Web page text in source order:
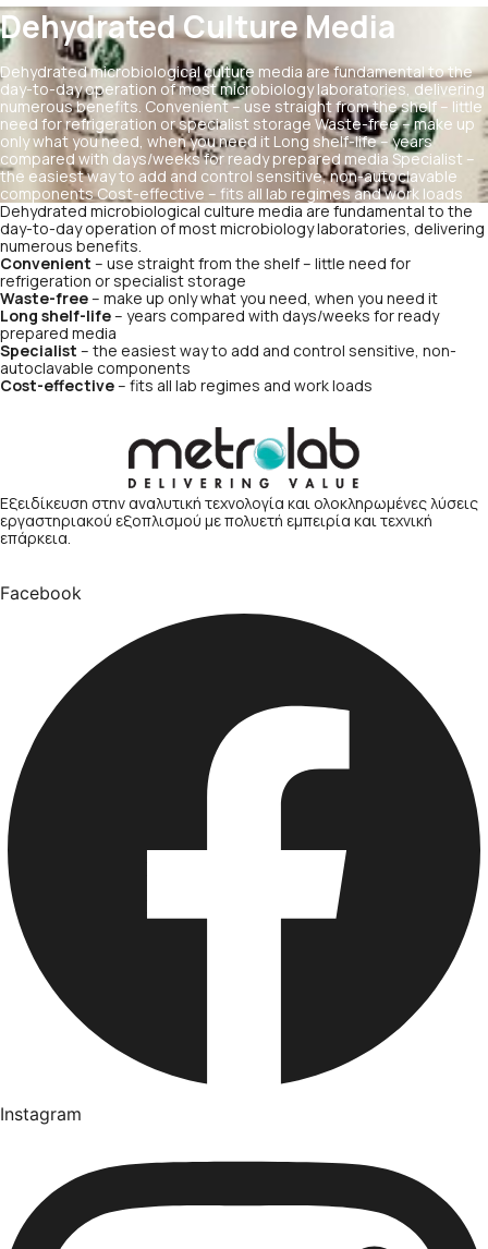
Dehydrated Culture Media
Dehydrated microbiological culture media are fundamental to the
day-to-day operation of most microbiology laboratories, delivering
numerous benefits. Convenient – use straight from the shelf – little
need for refrigeration or specialist storage Waste-free – make up
only what you need, when you need it Long shelf-life – years
compared with days/weeks for ready prepared media Specialist –
the easiest way to add and control sensitive, non-autoclavable
components Cost-effective – fits all lab regimes and work loads
Dehydrated microbiological culture media are fundamental to the
day-to-day operation of most microbiology laboratories, delivering
numerous benefits.
Convenient – use straight from the shelf – little need for
refrigeration or specialist storage
Waste-free– make up only what you need, when you need it
Long shelf-life– years compared with days/weeks for ready
prepared media
Specialist – the easiest way to add and control sensitive, non-
autoclavable components
Cost-effective– fits all lab regimes and work loads
Εξειδίκευση στην αναλυτική τεχνολογία και ολοκληρωμένες λύσεις
εργαστηριακού εξοπλισμού με πολυετή εμπειρία και τεχνική
επάρκεια.
Facebook
Instagram